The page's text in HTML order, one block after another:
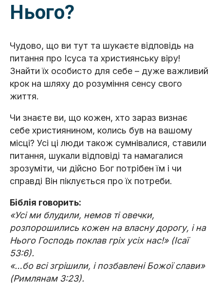
Нього?
Чудово, що ви тут та шукаєте відповідь на
питання про Ісуса та християнську віру!
Знайти їх особисто для себе – дуже важливий
крок на шляху до розуміння сенсу свого
життя.
Чи знаєте ви, що кожен, хто зараз визнає
себе християнином, колись був на вашому
місці? Усі ці люди також сумнівалися, ставили
питання, шукали відповіді та намагалися
зрозуміти, чи дійсно Бог потрібен їм і чи
справді Він піклується про їх потреби.
Біблія говорить:
«Усі ми блудили, немов ті овечки,
розпорошились кожен на власну дорогу, і на
Нього Господь поклав гріх усіх нас!» (Ісаї
53:6).
«…бо всі згрішили, і позбавлені Божої слави»
(Римлянам 3:23).